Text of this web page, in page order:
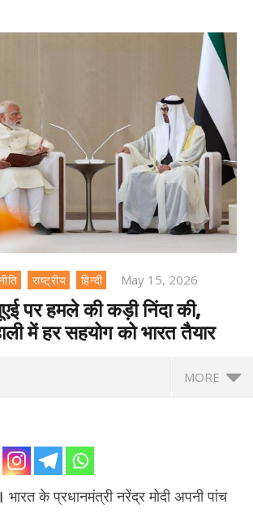
राष्ट्रीय हिन्दी May 15, 2026
पर हमले की कड़ी निंदा की,
में हर सहयोग को भारत तैयार
MORE
भारत के प्रधानमंत्री नरेंद्र मोदी अपनी पांच